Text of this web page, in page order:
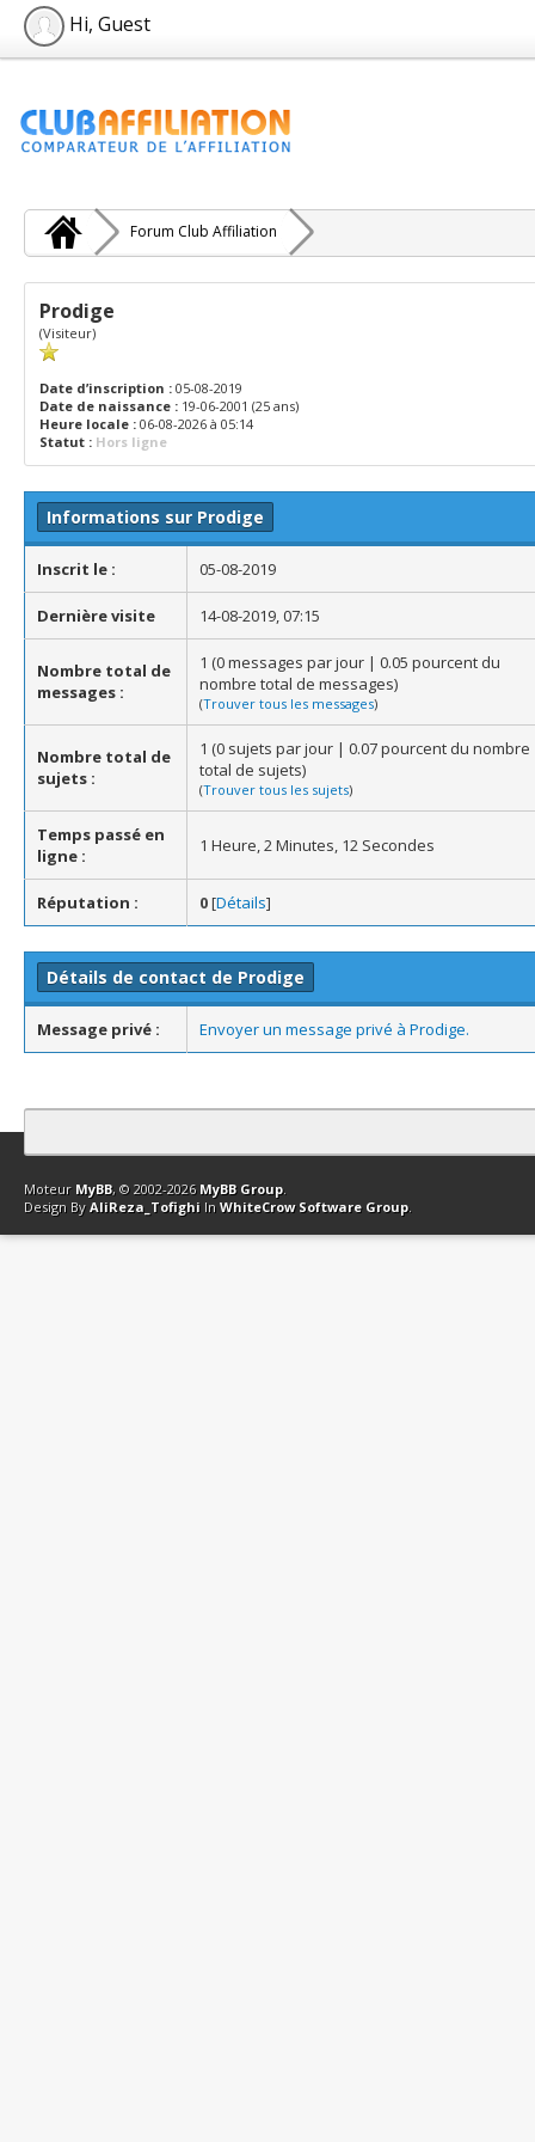
Hi, Guest
Forum Club Affiliation
Prodige
(Visiteur)
Date d’inscription : 05-08-2019
Date de naissance : 19-06-2001 (25 ans)
Heure locale : 06-08-2026 à 05:14
Statut : Hors ligne
Informations sur Prodige
Inscrit le : 05-08-2019
Dernière visite 14-08-2019, 07:15
Nombre total de
messages :
1 (0 messages par jour | 0.05 pourcent du
nombre total de messages)
(Trouver tous les messages)
Nombre total de
sujets :
1 (0 sujets par jour | 0.07 pourcent du nombre
total de sujets)
(Trouver tous les sujets)
Temps passé en
ligne :
1 Heure, 2 Minutes, 12 Secondes
Réputation : 0[Détails]
Détails de contact de Prodige
Message privé : Envoyer un message privé à Prodige.
Contact Club Affiliation Retourner en haut Version bas-débit
Moteur MyBB, © 2002-2026 MyBB Group.
Design By AliReza_Tofighi In WhiteCrow Software Group.